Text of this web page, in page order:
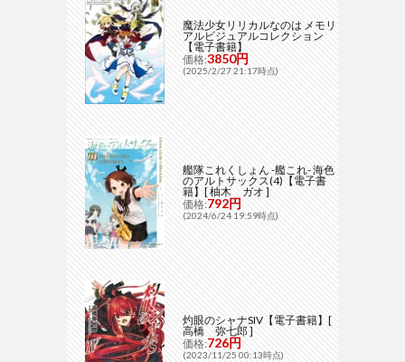
魔法少女リリカルなのは メモリ
アルビジュアルコレクション
【電子書籍】
価格:3850円
(2025/2/27 21:17時点)
艦隊これくしょん -艦これ- 海色
のアルトサックス(4)【電子書
籍】[ 柚木 ガオ ]
価格:792円
(2024/6/24 19:59時点)
灼眼のシャナSIV【電子書籍】[
高橋 弥七郎 ]
価格:726円
(2023/11/25 00:13時点)